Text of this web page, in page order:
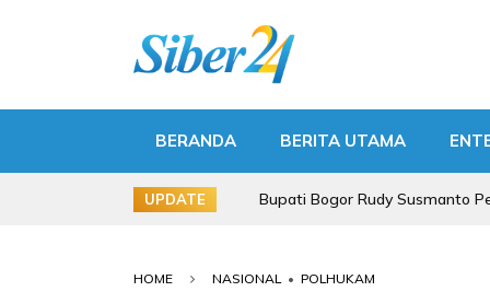
BERANDA BERITA UTAMA
UPDATEBupati Bogor Rudy Susmanto Percepat
HOME NASIONAL• POLHUKAM